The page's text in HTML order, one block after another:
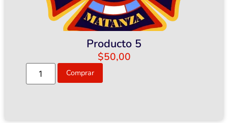
Producto 5
$50,00
Comprar